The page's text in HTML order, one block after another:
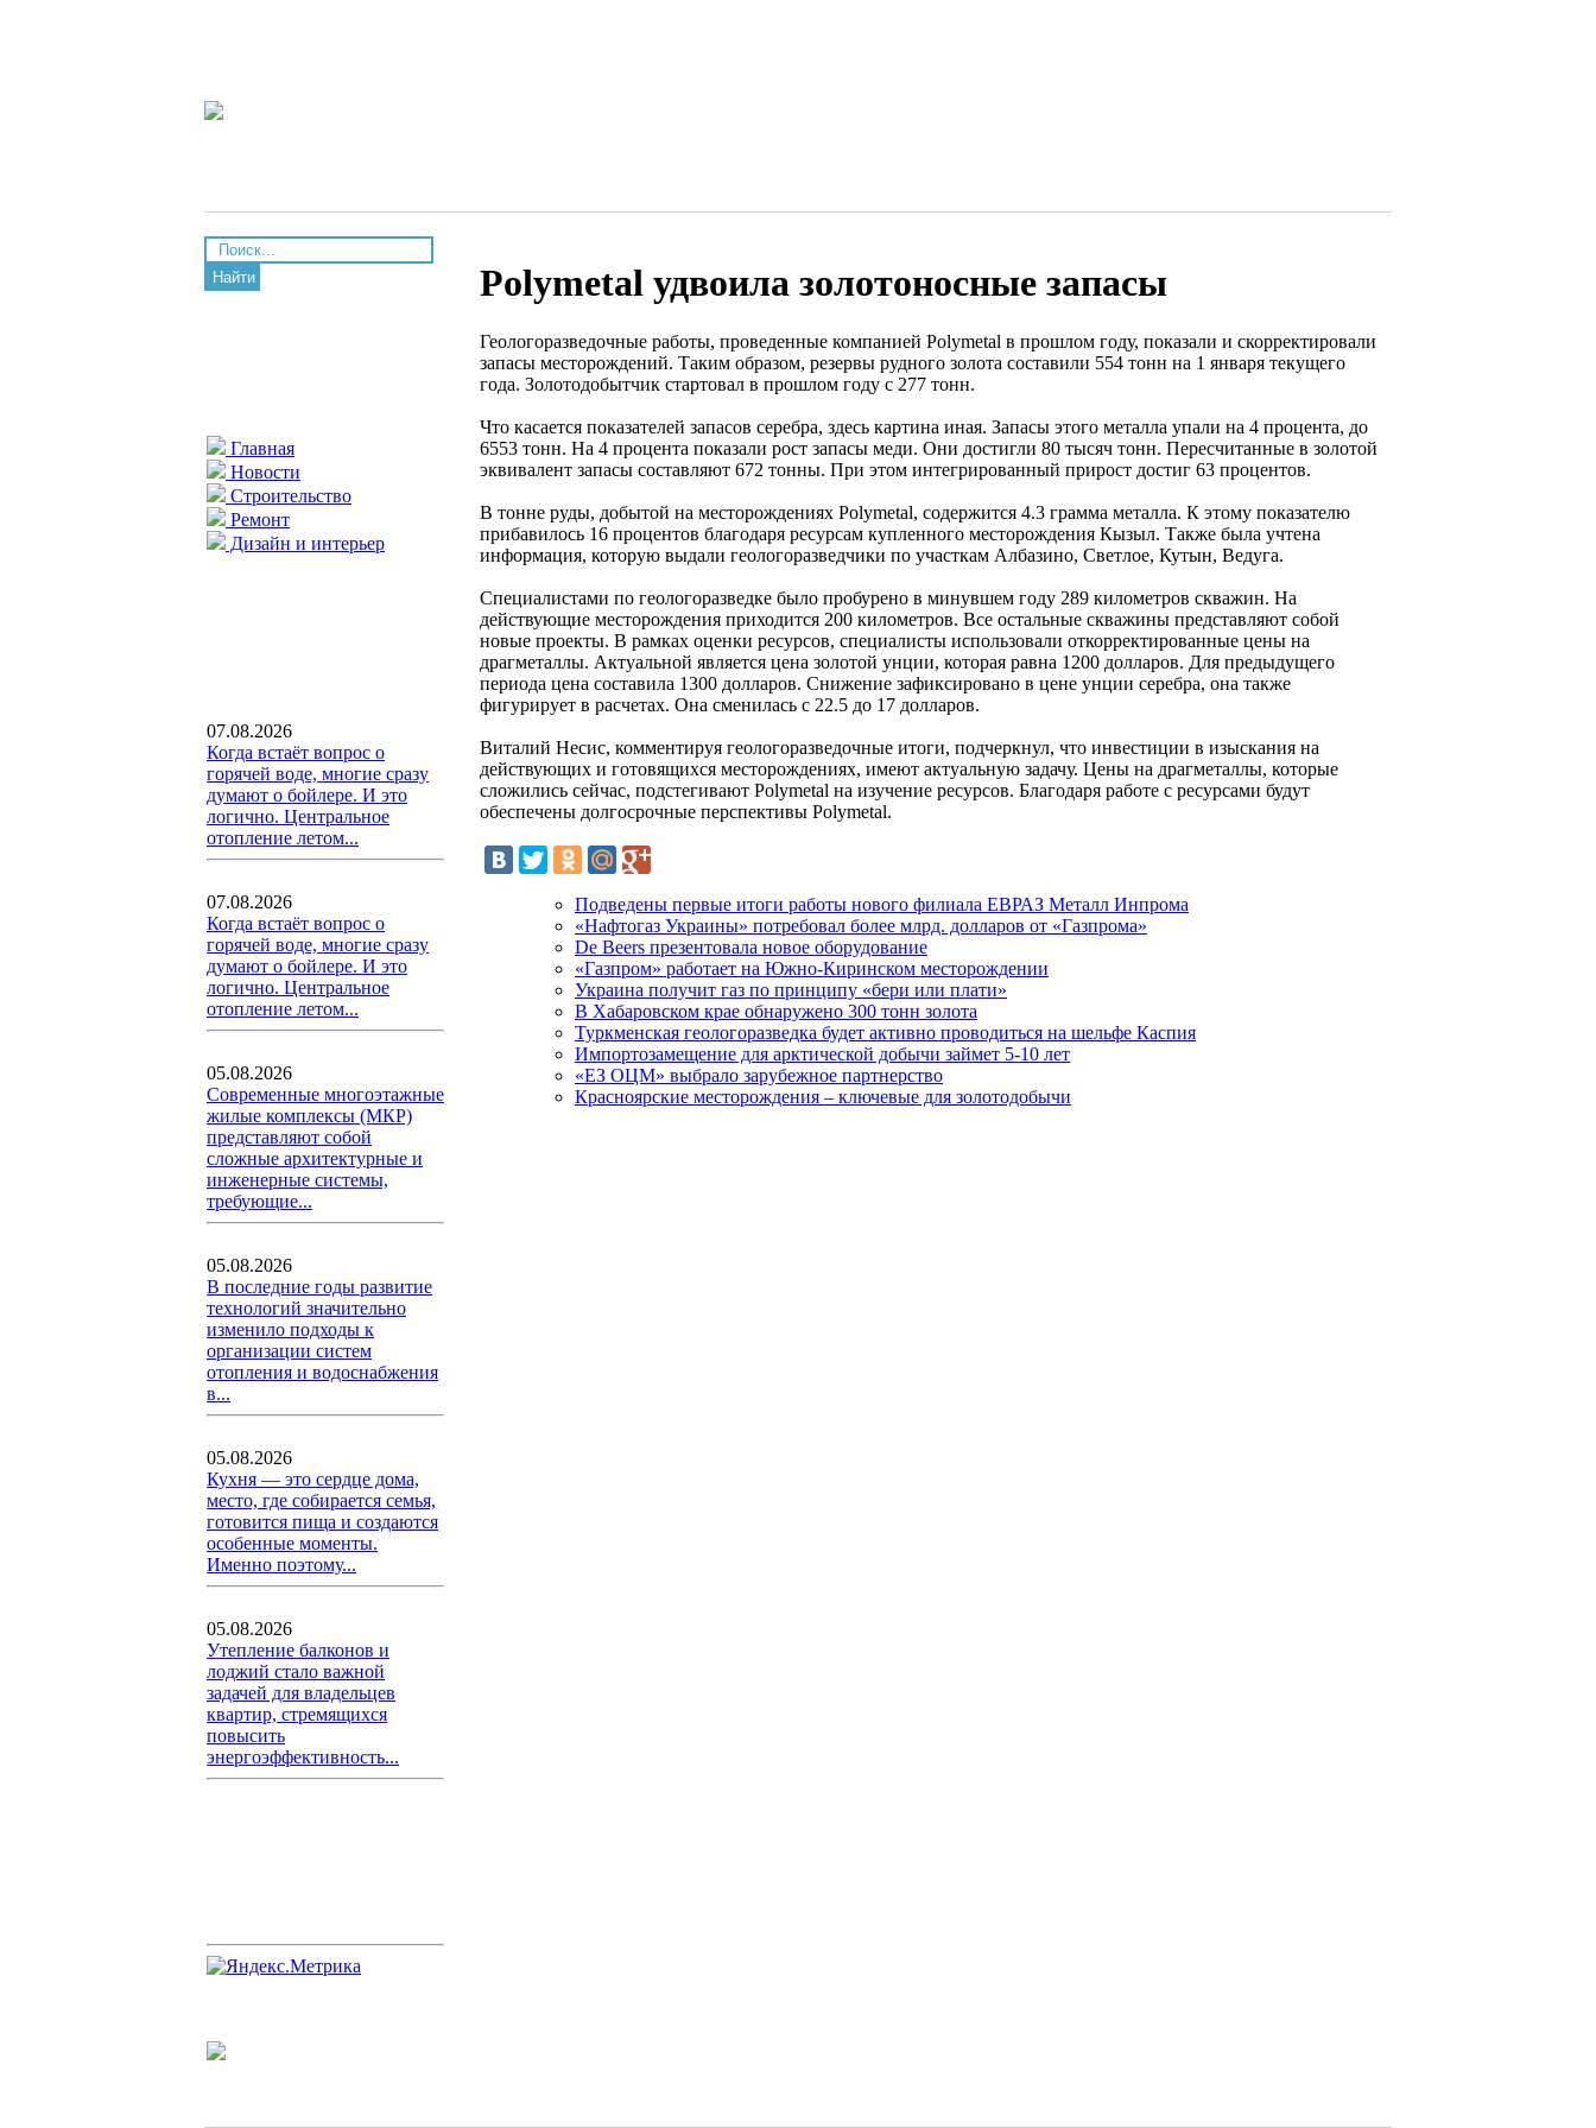
Найти
Главная
Новости
Строительство
Ремонт
Дизайн и интерьер
07.08.2026
Когда встаёт вопрос о
горячей воде, многие сразу
думают о бойлере. И это
логично. Центральное
отопление летом...
07.08.2026
Когда встаёт вопрос о
горячей воде, многие сразу
думают о бойлере. И это
логично. Центральное
отопление летом...
05.08.2026
Современные многоэтажные
жилые комплексы (МКР)
представляют собой
сложные архитектурные и
инженерные системы,
требующие...
05.08.2026
В последние годы развитие
технологий значительно
изменило подходы к
организации систем
отопления и водоснабжения
в...
05.08.2026
Кухня — это сердце дома,
место, где собирается семья,
готовится пища и создаются
особенные моменты.
Именно поэтому...
05.08.2026
Утепление балконов и
лоджий стало важной
задачей для владельцев
квартир, стремящихся
повысить
энергоэффективность...
Polymetal удвоила золотоносные запасы
Геологоразведочные работы, проведенные компанией Polymetal в прошлом году, показали и скорректировали
запасы месторождений. Таким образом, резервы рудного золота составили 554 тонн на 1 января текущего
года. Золотодобытчик стартовал в прошлом году с 277 тонн.
Что касается показателей запасов серебра, здесь картина иная. Запасы этого металла упали на 4 процента, до
6553 тонн. На 4 процента показали рост запасы меди. Они достигли 80 тысяч тонн. Пересчитанные в золотой
эквивалент запасы составляют 672 тонны. При этом интегрированный прирост достиг 63 процентов.
В тонне руды, добытой на месторождениях Polymetal, содержится 4.3 грамма металла. К этому показателю
прибавилось 16 процентов благодаря ресурсам купленного месторождения Кызыл. Также была учтена
информация, которую выдали геологоразведчики по участкам Албазино, Светлое, Кутын, Ведуга.
Специалистами по геологоразведке было пробурено в минувшем году 289 километров скважин. На
действующие месторождения приходится 200 километров. Все остальные скважины представляют собой
новые проекты. В рамках оценки ресурсов, специалисты использовали откорректированные цены на
драгметаллы. Актуальной является цена золотой унции, которая равна 1200 долларов. Для предыдущего
периода цена составила 1300 долларов. Снижение зафиксировано в цене унции серебра, она также
фигурирует в расчетах. Она сменилась с 22.5 до 17 долларов.
Виталий Несис, комментируя геологоразведочные итоги, подчеркнул, что инвестиции в изыскания на
действующих и готовящихся месторождениях, имеют актуальную задачу. Цены на драгметаллы, которые
сложились сейчас, подстегивают Polymetal на изучение ресурсов. Благодаря работе с ресурсами будут
обеспечены долгосрочные перспективы Polymetal.
Подведены первые итоги работы нового филиала ЕВРАЗ Металл Инпрома
«Нафтогаз Украины» потребовал более млрд. долларов от «Газпрома»
De Beers презентовала новое оборудование
«Газпром» работает на Южно-Киринском месторождении
Украина получит газ по принципу «бери или плати»
В Хабаровском крае обнаружено 300 тонн золота
Туркменская геологоразведка будет активно проводиться на шельфе Каспия
Импортозамещение для арктической добычи займет 5-10 лет
«ЕЗ ОЦМ» выбрало зарубежное партнерство
Красноярские месторождения – ключевые для золотодобычи